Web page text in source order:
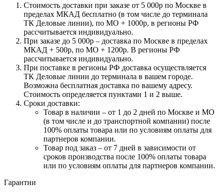
Стоимость доставки при заказе от 5 000р по Москве в
пределах МКАД бесплатно (в том числе до терминала
ТК Деловые линии), по МО + 1000р, в регионы РФ
рассчитывается индивидуально.
При заказе до 5 000р – доставка по Москве в пределах
МКАД + 500р, по МО + 1200р. В регионы РФ
рассчитывается индивидуально.
При поставке в регионы РФ доставка осуществляется
ТК Деловые линии до терминала в вашем городе.
Возможна бесплатная доставка по вашему адресу.
Стоимость определяется пунктами 1 и 2 выше.
Сроки доставки:
Товар в наличии – от 1 до 2 дней по Москве и МО
(в том числе и до транспортной компании) после
100% оплаты товара или по условиям оплаты для
партнеров компании.
Товар под заказ – от 7 дней в зависимости от
сроков производства после 100% оплаты товара
или по условиям оплаты для партнеров компании.
Гарантии